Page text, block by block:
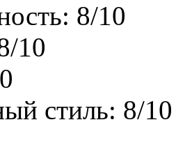
8/10
10
стиль: 8/10